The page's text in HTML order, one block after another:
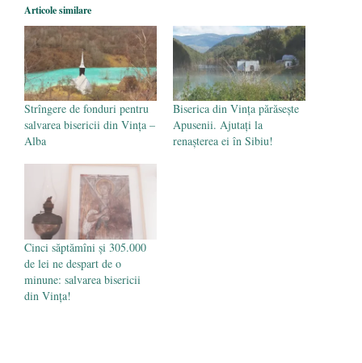
protejeze resursele
Articole similare
Strîngere de fonduri pentru
salvarea bisericii din Vința –
Alba
Biserica din Vința părăsește
Apusenii. Ajutați la
renașterea ei în Sibiu!
Cinci săptămîni și 305.000
de lei ne despart de o
minune: salvarea bisericii
din Vința!